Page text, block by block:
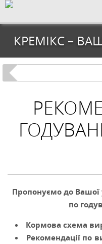
КРЕМІКС –
Пропонуємо до Вашої
по
Кормова схема
Рекомендаціїпо